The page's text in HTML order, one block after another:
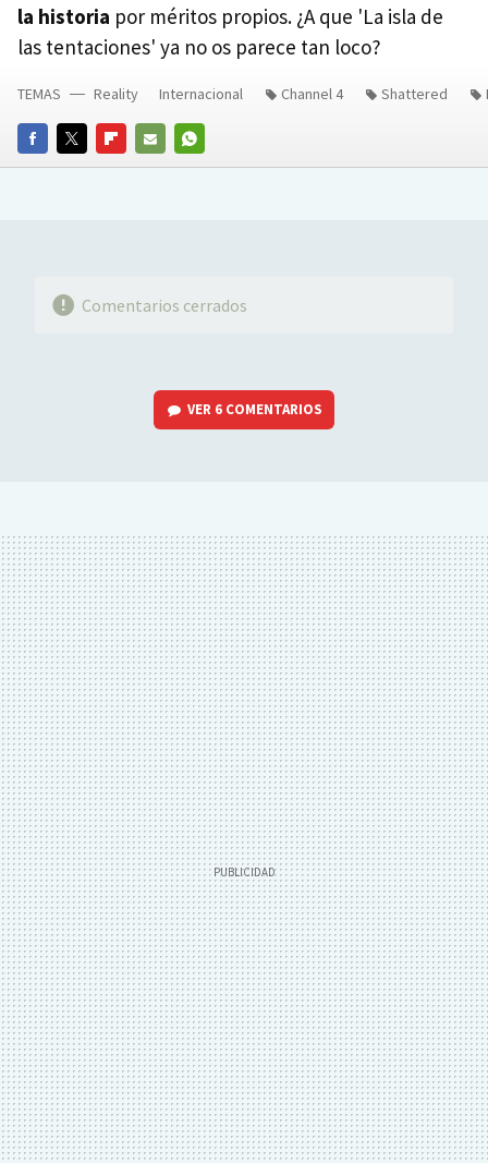
la historia por méritos propios. ¿A que 'La isla de
las tentaciones' ya no os parece tan loco?
FACEBOOKTWITTERFLIPBOARD
E-
WHATSAPP
TEMAS Reality Internacional Channel 4 Shattered
Comentarios cerrados
VER 6 COMENTARIOS